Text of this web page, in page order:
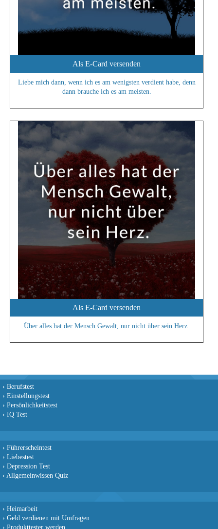
Als E-Card versenden
Liebe mich dann, wenn ich es am wenigsten verdient habe, denn
dann brauche ich es am meisten.
Als E-Card versenden
Über alles hat der Mensch Gewalt, nur nicht über sein Herz.
› Berufstest
› Einstellungstest
› Persönlichkeitstest
› IQ Test
› Führerscheintest
› Liebestest
› Depression Test
› Allgemeinwissen Quiz
› Heimarbeit
› Geld verdienen mit Umfragen
› Produkttester werden